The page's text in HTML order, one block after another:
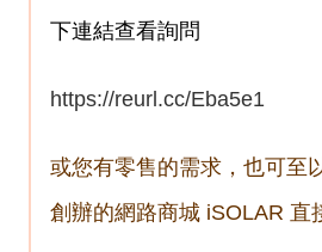
下連結查看詢問
https://reurl.cc/Eba5e1
或您有零售的需求，也可至
創辦的網路商城 iSOLAR 直